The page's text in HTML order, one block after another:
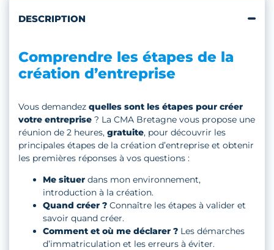
DESCRIPTION
Comprendre les étapes de la
création d’entreprise
Vous demandez quelles sont les étapes pour créer
votre entreprise ? La CMA Bretagne vous propose une
réunion de 2 heures, gratuite, pour découvrir les
principales étapes de la création d’entreprise et obtenir
les premières réponses à vos questions :
Me situer dans mon environnement,
introduction à la création.
Quand créer ? Connaître les étapes à valider et
savoir quand créer.
Comment et où me déclarer ? Les démarches
d’immatriculation et les erreurs à éviter.